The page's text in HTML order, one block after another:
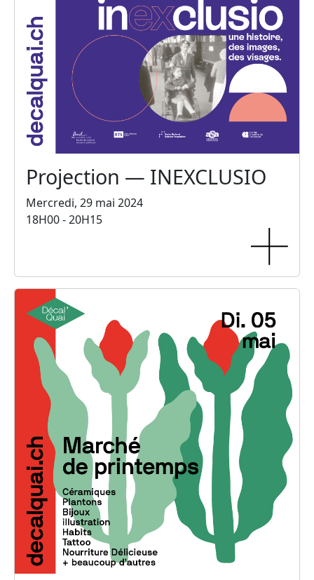
Projection — INEXCLUSIO
Mercredi, 29 mai 2024
18H00 - 20H15